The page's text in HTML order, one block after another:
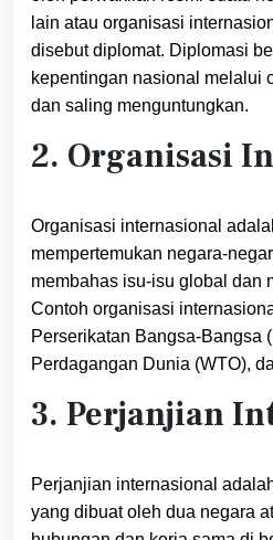
lain atau organisasi
disebut diplomat. Diplomasi
kepentingan nasional melalui
dan saling menguntungkan.
2. Organisasi
Organisasi internasional
mempertemukan negara-
membahas isu-isu global dan
Contoh organisasi
Perserikatan Bangsa-Bangsa
Perdagangan Dunia (WTO),
3. Perjanjian
Perjanjian internasional
yang dibuat oleh dua negara